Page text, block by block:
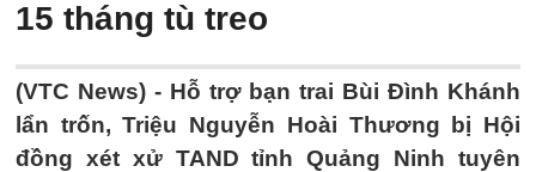
15 tháng tù treo
(VTC News) - Hỗ trợ bạn trai Bùi Đình Khánh
lẩn trốn, Triệu Nguyễn Hoài Thương bị Hội
đồng xét xử TAND tỉnh Quảng Ninh tuyên